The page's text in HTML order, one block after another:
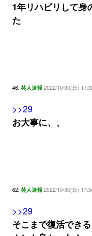
1年リハビリして身
た
46: 芸人速報 2022/10/30(日)
>>29
お大事に、、
62: 芸人速報 2022/10/30(日)
>>29
そこまで復活でき